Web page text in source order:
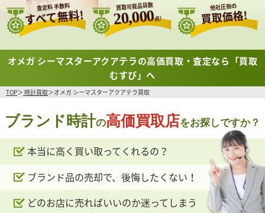
査定料 手数料
すべて無料!
買取可能品目数
20,000点!
他社圧倒の
買取価格!
オメガ シーマスターアクアテラの高価買取・査定なら「買取
むすび」へ
TOP 時計買取 オメガ シーマスターアクアテラ買取
ブランド時計の高価買取店をお探しですか？
本当に高く買い取ってくれるの？
ブランド品の売却で、後悔したくない！
どのお店に売ればいいのか迷ってしまう